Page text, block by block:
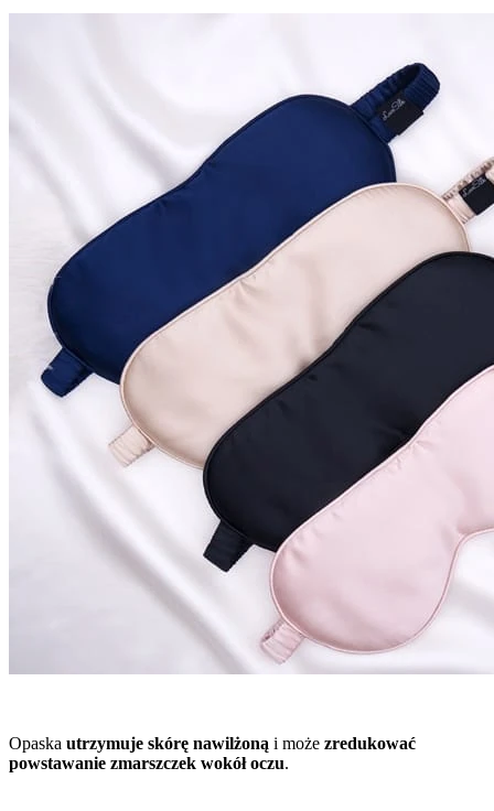
Opaska utrzymuje skórę nawilżoną i może zredukować
powstawanie zmarszczek wokół oczu.